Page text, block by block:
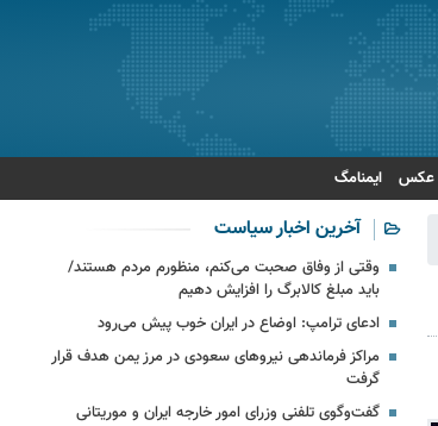
عکس ایمنامگ
آخرین اخبار سیاست
وقتی از وفاق صحبت می‌کنم، منظورم مردم هستند/
باید مبلغ کالابرگ را افزایش دهیم
ادعای ترامپ: اوضاع در ایران خوب پیش می‌رود
مراکز فرماندهی نیروهای سعودی در مرز یمن هدف قرار
گرفت
گفت‌وگوی تلفنی وزرای امور خارجه ایران و موریتانی